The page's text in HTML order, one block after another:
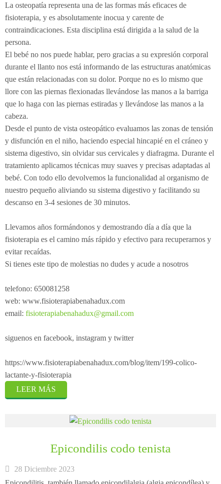
La osteopatía representa una de las formas más eficaces de
fisioterapia, y es absolutamente inocua y carente de
contraindicaciones. Esta disciplina está dirigida a la salud de la
persona.
El bebé no nos puede hablar, pero gracias a su expresión corporal
durante el llanto nos está informando de las estructuras anatómicas
que están relacionadas con su dolor. Porque no es lo mismo que
llore con las piernas flexionadas llevándose las manos a la barriga
que lo haga con las piernas estiradas y llevándose las manos a la
cabeza.
Desde el punto de vista osteopático evaluamos las zonas de tensión
y disfunción en el niño, haciendo especial hincapié en el cráneo y
sistema digestivo, sin olvidar sus cervicales y diafragma. Durante el
tratamiento aplicamos técnicas muy suaves y precisas adaptadas al
bebé. Con todo ello devolvemos la funcionalidad al organismo de
nuestro pequeño aliviando su sistema digestivo y facilitando su
descanso en 3-4 sesiones de 30 minutos.
Llevamos años formándonos y demostrando día a día que la
fisioterapia es el camino más rápido y efectivo para recuperarnos y
evitar recaídas.
Si tienes este tipo de molestias no dudes y acude a nosotros
telefono: 650081258
web: www.fisioterapiabenahadux.com
email: fisioterapiabenahadux@gmail.com
siguenos en facebook, instagram y twitter
https://www.fisioterapiabenahadux.com/blog/item/199-colico-
lactante-y-fisioterapia
LEER MÁS
Epicondilis codo tenista
28 Diciembre 2023